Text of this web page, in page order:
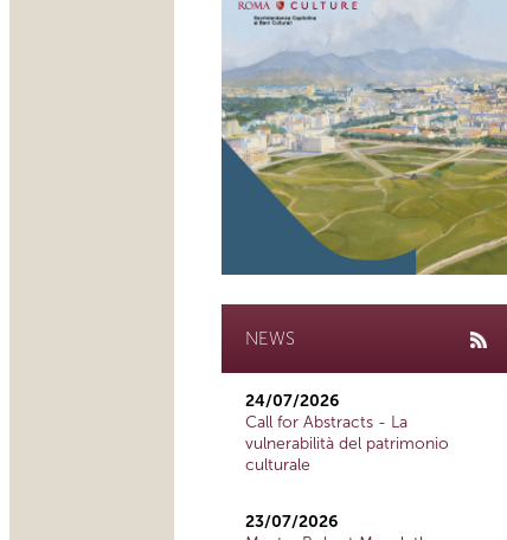
NEWS
24/07/2026
Call for Abstracts - La
vulnerabilità del patrimonio
culturale
23/07/2026